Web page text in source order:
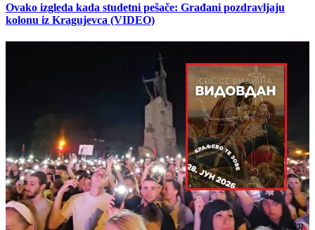
Ovako izgleda kada studetni pešače: Građani pozdravljaju
kolonu iz Kragujevca (VIDEO)